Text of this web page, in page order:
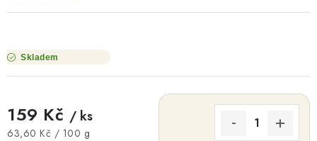
Skladem
159 Kč / ks
Měrná cena:
63,60 Kč / 100 g